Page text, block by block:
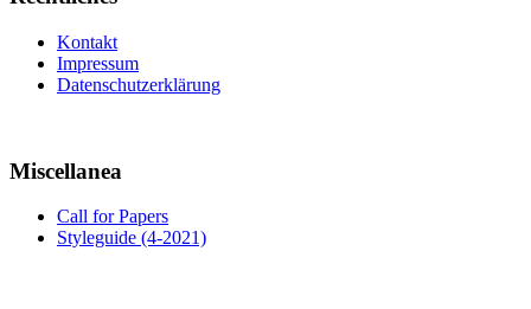
Kontakt
Impressum
Datenschutzerklärung
Miscellanea
Call for Papers
Styleguide (4-2021)